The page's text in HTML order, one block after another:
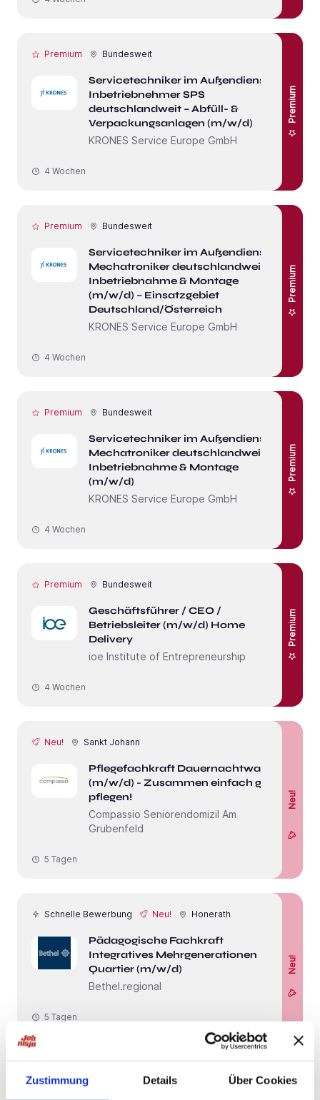
Zustimmung Details Über Cookies
Premium Bundesweit
Servicetechniker im Außendienst /
Inbetriebnehmer SPS
deutschlandweit – Abfüll- &
Verpackungsanlagen (m/w/d)
KRONES Service Europe GmbH
Premium
4 Wochen
Premium Bundesweit
Servicetechniker im Außendienst /
Mechatroniker deutschlandweit –
Inbetriebnahme & Montage
(m/w/d) – Einsatzgebiet
Deutschland/Österreich
KRONES Service Europe GmbH
Premium
4 Wochen
Premium Bundesweit
Servicetechniker im Außendienst /
Mechatroniker deutschlandweit –
Inbetriebnahme & Montage
(m/w/d)
KRONES Service Europe GmbH
Premium
4 Wochen
Premium Bundesweit
Geschäftsführer / CEO /
Betriebsleiter (m/w/d) Home
Delivery
ioe Institute of Entrepreneurship
Premium
4 Wochen
Neu! Sankt Johann
Pflegefachkraft Dauernachtwache
(m/w/d) - Zusammen einfach gut
pflegen!
Compassio Seniorendomizil Am
Grubenfeld
Neu!
5 Tagen
Schnelle Bewerbung Neu! Honerath
Pädagogische Fachkraft
Integratives Mehrgenerationen
Quartier (m/w/d)
Bethel.regional
Neu!
5 Tagen